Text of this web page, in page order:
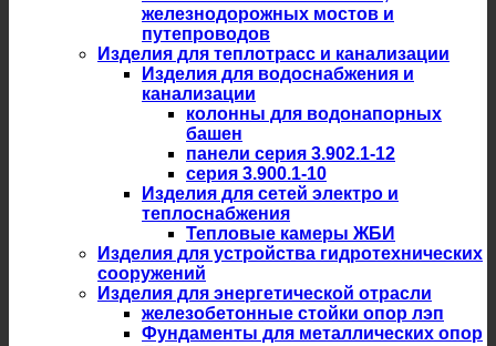
железнодорожных мостов и
путепроводов
Изделия для теплотрасс и канализации
Изделия для водоснабжения и
канализации
колонны для водонапорных
башен
панели серия 3.902.1-12
серия 3.900.1-10
Изделия для сетей электро и
теплоснабжения
Тепловые камеры ЖБИ
Изделия для устройства гидротехнических
сооружений
Изделия для энергетической отрасли
железобетонные стойки опор лэп
Фундаменты для металлических опор